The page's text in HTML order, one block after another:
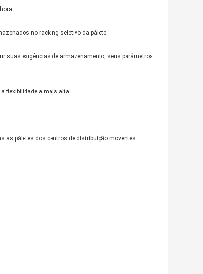
no racking seletivo da pálete
suas exigências de armazenamento, seus parâmetros
flexibilidade a mais alta.
as páletes dos centros de distribuição moventes